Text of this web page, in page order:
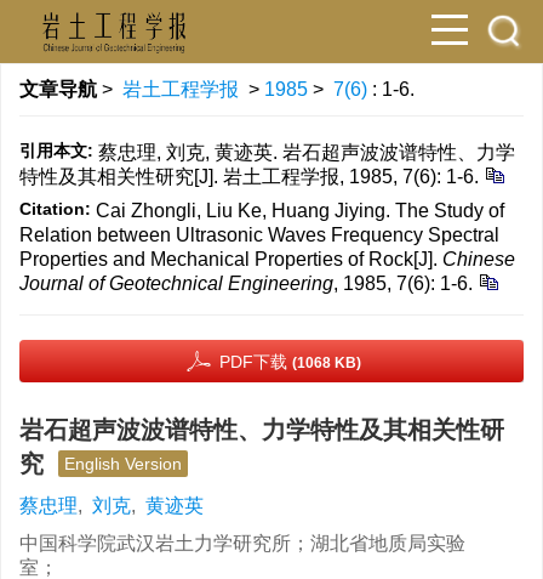
文章导航 > 岩土工程学报 > 1985 > 7(6) : 1-6.
引用本文: 蔡忠理, 刘克, 黄迹英. 岩石超声波波谱特性、力学
特性及其相关性研究[J]. 岩土工程学报, 1985, 7(6): 1-6.
Citation: Cai Zhongli, Liu Ke, Huang Jiying. The Study of
Relation between Ultrasonic Waves Frequency Spectral
Properties and Mechanical Properties of Rock[J]. Chinese
Journal of Geotechnical Engineering, 1985, 7(6): 1-6.
PDF下载 (1068 KB)
岩石超声波波谱特性、力学特性及其相关性研
究
English Version
蔡忠理, 刘克, 黄迹英
中国科学院武汉岩土力学研究所；湖北省地质局实验
室；